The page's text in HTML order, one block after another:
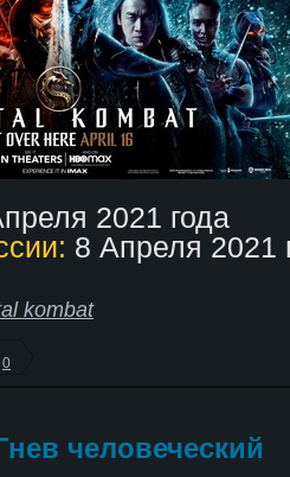
2021 года
8 Апреля 2021
kombat
0
человеческий